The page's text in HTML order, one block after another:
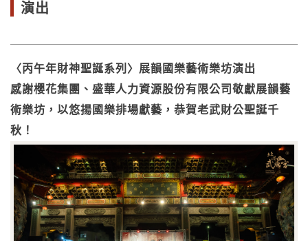
演出
〈丙午年財神聖誕系列〉展韻國樂藝術樂坊演出
感謝櫻花集團、盛華人力資源股份有限公司敬獻展韻藝
術樂坊，以悠揚國樂排場獻藝，恭賀老武財公聖誕千
秋！